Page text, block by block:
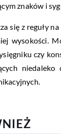
znaków i
się z reguły
wysokości.
czy
niedaleko